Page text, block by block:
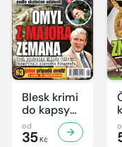
Blesk krimi
do kapsy
č.5/2026
od
35Kč